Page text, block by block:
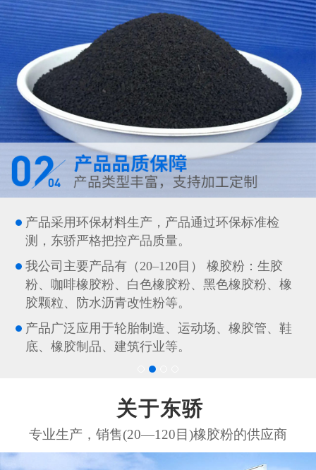
产品采用环保材料生产，产品通过环保标准检
测，东骄严格把控产品质量。
我公司主要产品有（20–120目） 橡胶粉：生胶
粉、咖啡橡胶粉、白色橡胶粉、黑色橡胶粉、橡
胶颗粒、防水沥青改性粉等。
产品广泛应用于轮胎制造、运动场、橡胶管、鞋
底、橡胶制品、建筑行业等。
关于东骄